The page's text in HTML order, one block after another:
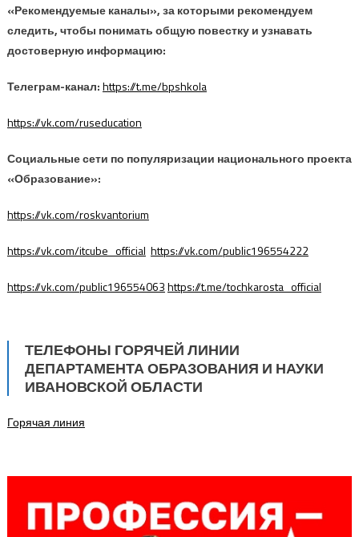
«Рекомендуемые каналы», за которыми рекомендуем
следить, чтобы понимать общую повестку и узнавать
достоверную информацию:
Телеграм-канал:https://t.me/bpshkola
https://vk.com/ruseducation
Социальные сети по популяризации национального проекта
«Образование»:
https://vk.com/roskvantorium
https://vk.com/itcube_official https://vk.com/public196554222
https://vk.com/public196554063https://t.me/tochkarosta_official
ТЕЛЕФОНЫ ГОРЯЧЕЙ ЛИНИИ
ДЕПАРТАМЕНТА ОБРАЗОВАНИЯ И НАУКИ
ИВАНОВСКОЙ ОБЛАСТИ
Горячая линия